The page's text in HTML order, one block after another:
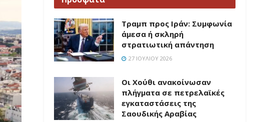
Τραμπ προς Ιράν: Συμφωνία
άμεσα ή σκληρή
στρατιωτική απάντηση
27 ΙΟΥΛΊΟΥ 2026
Οι Χούθι ανακοίνωσαν
πλήγματα σε πετρελαϊκές
εγκαταστάσεις της
Σαουδικής Αραβίας